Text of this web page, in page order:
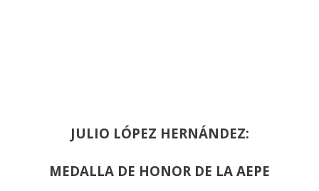
JULIO LÓPEZ HERNÁNDEZ:
MEDALLA DE HONOR DE LA AEPE